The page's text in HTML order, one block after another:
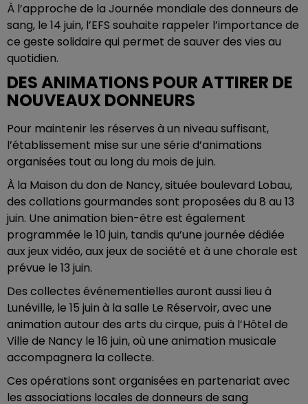
À l’approche de la Journée mondiale des donneurs de
sang, le 14 juin, l’EFS souhaite rappeler l’importance de
ce geste solidaire qui permet de sauver des vies au
quotidien.
DES ANIMATIONS POUR ATTIRER DE
NOUVEAUX DONNEURS
Pour maintenir les réserves à un niveau suffisant,
l’établissement mise sur une série d’animations
organisées tout au long du mois de juin.
À la Maison du don de Nancy, située boulevard Lobau,
des collations gourmandes sont proposées du 8 au 13
juin. Une animation bien-être est également
programmée le 10 juin, tandis qu’une journée dédiée
aux jeux vidéo, aux jeux de société et à une chorale est
prévue le 13 juin.
Des collectes événementielles auront aussi lieu à
Lunéville, le 15 juin à la salle Le Réservoir, avec une
animation autour des arts du cirque, puis à l’Hôtel de
Ville de Nancy le 16 juin, où une animation musicale
accompagnera la collecte.
Ces opérations sont organisées en partenariat avec
les associations locales de donneurs de sang